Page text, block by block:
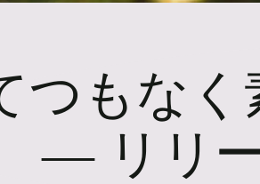
つもな
― リリ